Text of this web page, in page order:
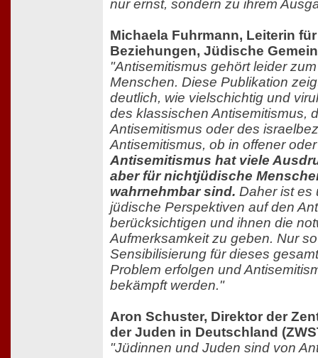
nur ernst, sondern zu ihrem
Michaela Fuhrmann, Leiterin
Beziehungen, Jüdische
"Antisemitismus gehört leider
Menschen. Diese Publikation
deutlich, wie vielschichtig und
des klassischen Antisemitismus,
Antisemitismus oder des
Antisemitismus, ob in offener
Antisemitismus hat viele
aber für nichtjüdische
wahrnehmbar sind. Daher ist es
jüdische Perspektiven auf den
berücksichtigen und ihnen die
Aufmerksamkeit zu geben. Nur
Sensibilisierung für dieses
Problem erfolgen und
bekämpft werden."
Aron Schuster, Direktor der
der Juden in Deutschland
"Jüdinnen und Juden sind von